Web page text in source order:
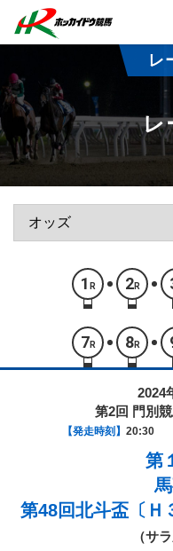
レ
レ
1 R 2R
7 R 8R
2024
第2回 門別
【発走時刻】 20:30
第
第48回北斗盃〔Ｈ
（サ